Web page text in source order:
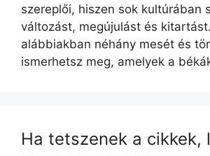
szereplői, hiszen sok kultúrában
változást, megújulást és
alábbiakban néhány mesét és
ismerhetsz meg, amelyek a
Ha tetszenek a cikkek,